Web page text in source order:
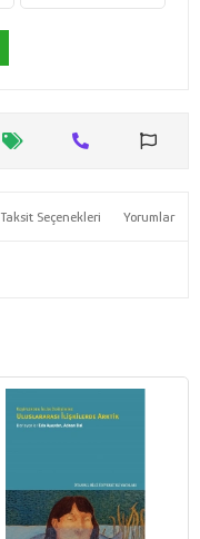
Taksit Seçenekleri Yorumlar